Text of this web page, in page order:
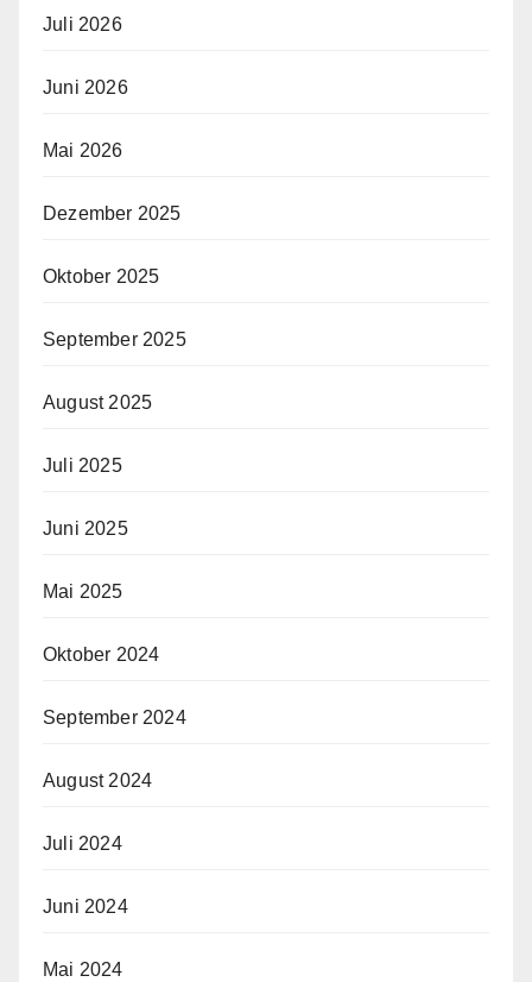
Juli 2026
Juni 2026
Mai 2026
Dezember 2025
Oktober 2025
September 2025
August 2025
Juli 2025
Juni 2025
Mai 2025
Oktober 2024
September 2024
August 2024
Juli 2024
Juni 2024
Mai 2024